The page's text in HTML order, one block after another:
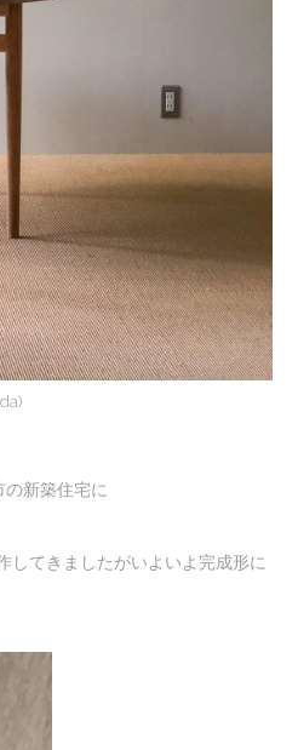
新築住宅に
してきましたがいよいよ完成形に